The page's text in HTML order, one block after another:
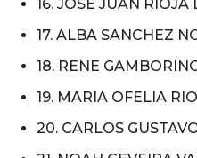
16. JOSE JUAN RIOJA
17. ALBA SANCHEZ
18. RENE
19. MARIA OFELIA
20. CARLOS